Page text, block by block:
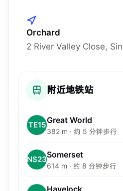
Orchard
附近地铁站
TE15Great World
382 m · 约 5 分钟步行
NS23Somerset
614 m · 约 8 分钟步行
Havelock